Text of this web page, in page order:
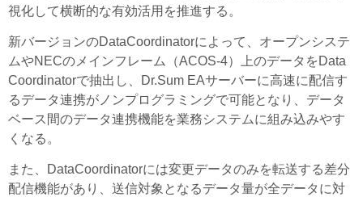
視化して横断的な有効活用を推進する。
新バージョンのDataCoordinatorによって、オープンシステ
ムやNECのメインフレーム（ACOS-4）上のデータをData
Coordinatorで抽出し、Dr.Sum EAサーバーに高速に配信す
るデータ連携がノンプログラミングで可能となり、データ
ベース間のデータ連携機能を業務システムに組み込みやす
くなる。
また、DataCoordinatorには変更データのみを転送する差分
配信機能があり、送信対象となるデータ量が全データに対